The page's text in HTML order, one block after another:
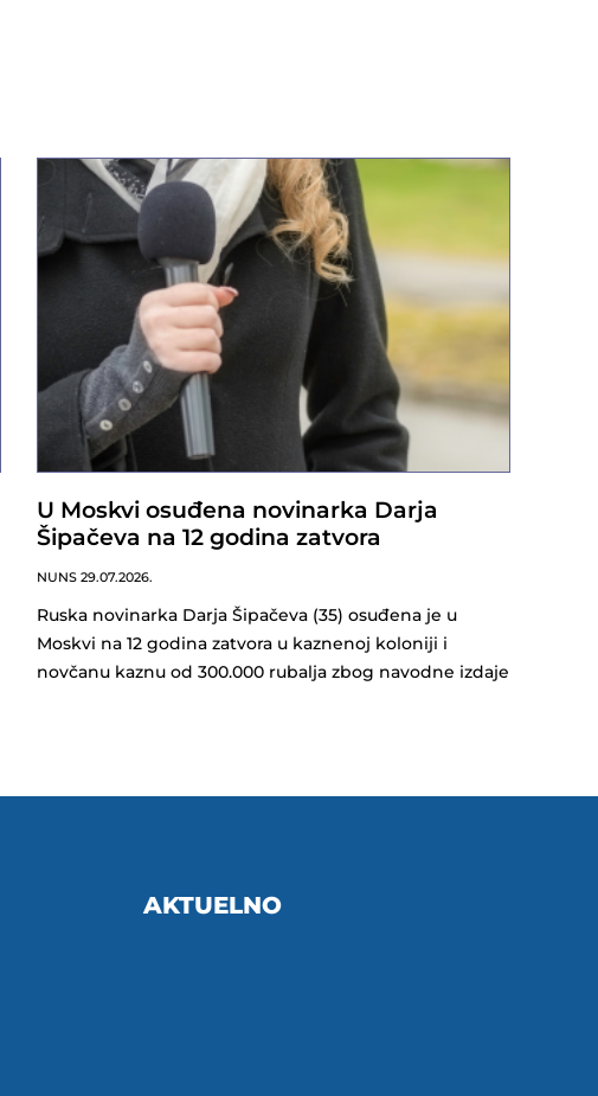
U Moskvi osuđena novinarka Darja
Šipačeva na 12 godina zatvora
NUNS 29.07.2026.
Ruska novinarka Darja Šipačeva (35) osuđena je u
Moskvi na 12 godina zatvora u kaznenoj koloniji i
novčanu kaznu od 300.000 rubalja zbog navodne izdaje
AKTUELNO